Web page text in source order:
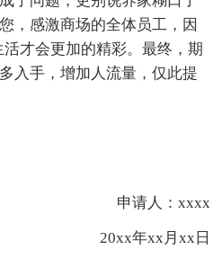
，感激商场的全体员工，因
才会更加的精彩。最终，期
入手，增加人流量，仅此提
申请人：xxxx
20xx年xx月xx日